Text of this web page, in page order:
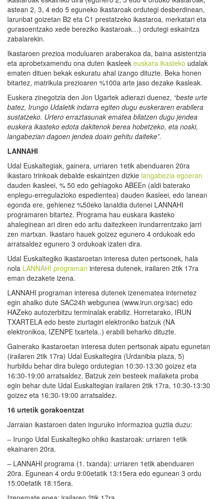
astean 2, 3, 4 edo 5 eguneko ikastaroak ordutegi desberdinean,
larunbat goizetan B2 eta C1 prestatzeko ikastaroa, merkatari eta
gurasoentzako xede bereziko ikastaroak…) ordutegi eskaintza
zabalarekin.
Ikastaroen prezioa moduluaren araberakoa da, baina asistentzia
eta aprobetxamendu ona duten ikasleek euskara ikasteko udalak
ematen dituen bekak eskuratu ahal izango dituzte. Beka honen
bitartez, matrikula prezioaren %100a arte jaso dezake ikasleak.
Euskera zinegotzia den Jon Ugartek adierazi duenez, “beste urte
batez, Irungo Udaletik indarra egiten dugu euskeraren erabilera
sustatzeko. Urtero erraztasunak ematea bilatzen dugu jendea
euskera ikasteko edota dakitenok berea hobetzeko, eta noski,
langabezian dagoen jendea doain gehitu daiteke”.
LANNAHI
Udal Euskaltegiak, gainera, urriaren 1etik abenduaren 20ra
ikastaro trinkoak debalde eskaintzen dizkie langabezia egoeran
dauden ikasleei, % 50 edo gehiagoko ABEEn (aldi baterako
enplegu-erregulazioko espedientea) dauden ikasleei, edo lanean
egonda ere, gehienez %50eko lanaldia dutenei LANNAHI
programaren bitartez. Programa hau euskara ikasteko
ahaleginean ari diren edo aritu daitezkeen irundarrentzako jarri
zen martxan. Ikastaro hauek goizez egunero 4 ordukoak edo
arratsaldez egunero 3 ordukoak izaten dira.
Udal Euskaltegiko ikastaroetan interesa duten pertsonek, hala
nola LANNAHI programan interesa dutenek, irailaren 2tik 17ra
eman dezakete izena.
LANNAHI programan interesa dutenek izenematea internetez
egin ahalko dute SAC24h webgunea (www.irun.org/sac) edo
HAZeko autozerbitzu terminalak erabiliz. Horretarako, IRUN
TXARTELA edo beste ziurtagiri elektroniko batzuk (NA
elektronikoa, IZENPE txartela..) erabili beharko dituzte.
Gainerako ikastaroetan interesa duten pertsonak aipatu egunetan
(irailaren 2tik 17ra) Udal Euskaltegira (Urdanibia plaza, 5)
hurbildu behar dira bulego ordutegian 10:30-13:30 goizez eta
16:30-19:00 arratsaldez. Batzuk zein besteek mailaketa proba
egin behar dute Udal Euskaltegian irailaren 2tik 17ra, 10:30-13:30
goizez eta 16:30-19:00 arratsaldez.
16 urtetik gorakoentzat
Jarraian ikastaroen daten inguruko informazioa guztia duzu:
– Irungo Udal Euskaltegiko ohiko ikastaroak: urriaren 1etik
ekainaren 20ra.
– LANNAHI programa (1. txanda): urriaren 1etik abenduaren
20ra. Egunean 4 ordu 9:00etatik 13:15era edo egunean 3 ordu
15:00etatik 18:15era.